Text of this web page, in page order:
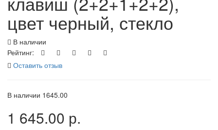
цвет черный, стекло
В наличии
Рейтинг:
Оставить отзыв
В наличии 1645.00
1 645.00 р.